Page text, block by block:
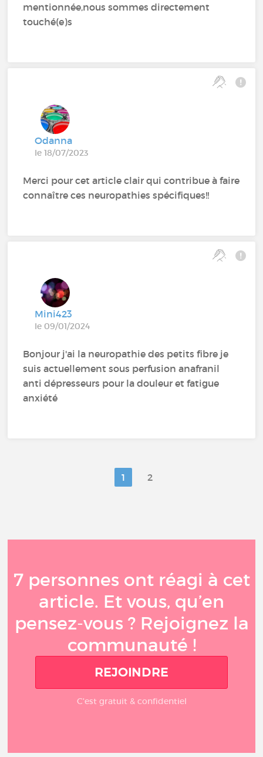
mentionnée,nous sommes directement
touché(e)s
Odanna
le 18/07/2023
Merci pour cet article clair qui contribue à faire
connaître ces neuropathies spécifiques!!
Mini423
le 09/01/2024
Bonjour j'ai la neuropathie des petits fibre je
suis actuellement sous perfusion anafranil
anti dépresseurs pour la douleur et fatigue
anxiété
1 2
7 personnes ont réagi à cet
article. Et vous, qu’en
pensez-vous ? Rejoignez la
communauté !
REJOINDRE
C'est gratuit & confidentiel